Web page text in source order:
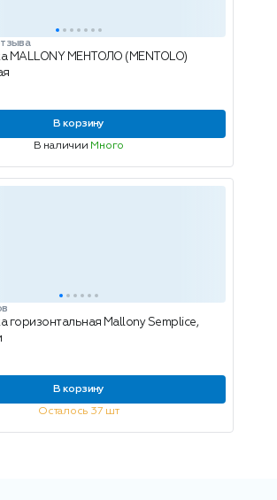
MALLONY МЕНТОЛО (MENTOLO)
В корзину
В наличии Много
горизонтальная Mallony Semplice,
В корзину
Осталось 37 шт